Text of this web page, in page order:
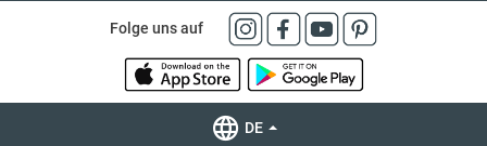
Folge uns auf
DE